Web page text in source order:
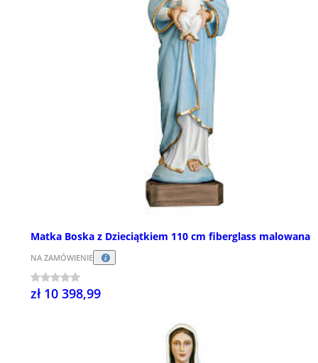
Matka Boska z Dzieciątkiem 110 cm fiberglass malowana
NA ZAMÓWIENIE
zł 10 398,99